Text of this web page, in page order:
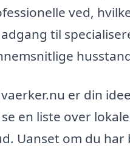
ved,
til
er din
en liste over lokale
Uanset om du har